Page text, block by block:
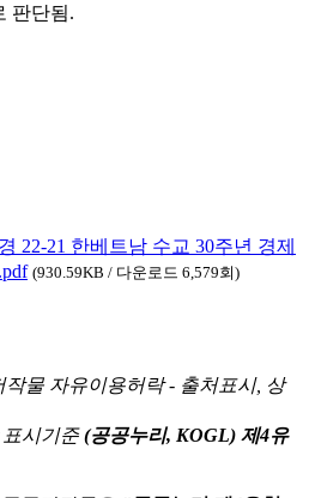
판단됨.
22-21 한베트남 수교 30주년 경제
(930.59KB / 다운로드 6,579회)
시기준 (공공누리, KOGL) 제4유